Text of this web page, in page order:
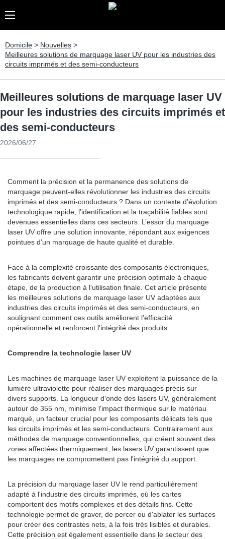
Domicile > Nouvelles >
Meilleures solutions de marquage laser UV pour les industries des
circuits imprimés et des semi-conducteurs
Meilleures solutions de marquage laser UV
pour les industries des circuits imprimés et
des semi-conducteurs
2026/06/27
Comment la précision et la permanence des solutions de
marquage peuvent-elles révolutionner les industries des circuits
imprimés et des semi-conducteurs ? Dans un contexte d’évolution
technologique rapide, l’identification et la traçabilité fiables sont
devenues essentielles dans ces secteurs. L’essor du marquage
laser UV offre une solution innovante, répondant aux exigences
pointues d’un marquage de haute qualité et durable.
Face à la complexité croissante des composants électroniques,
les fabricants doivent garantir une précision optimale à chaque
étape, de la production à l'utilisation finale. Cet article présente
les meilleures solutions de marquage laser UV adaptées aux
industries des circuits imprimés et des semi-conducteurs, en
soulignant comment ces outils améliorent l'efficacité
opérationnelle et renforcent l'intégrité des produits.
Comprendre la technologie laser UV
Les machines de marquage laser UV exploitent la puissance de la
lumière ultraviolette pour réaliser des marquages ​​précis sur
divers supports. La longueur d'onde des lasers UV, généralement
autour de 355 nm, minimise l'impact thermique sur le matériau
marqué, un facteur crucial pour les composants délicats tels que
les circuits imprimés et les semi-conducteurs. Contrairement aux
méthodes de marquage conventionnelles, qui créent souvent des
zones affectées thermiquement, les lasers UV garantissent que
les marquages ​​ne compromettent pas l'intégrité du support.
La précision du marquage laser UV le rend particulièrement
adapté à l'industrie des circuits imprimés, où les cartes
comportent des motifs complexes et des détails fins. Cette
technologie permet de graver, de percer ou d'ablater les surfaces
pour créer des contrastes nets, à la fois très lisibles et durables.
Cette précision est également essentielle dans le secteur des